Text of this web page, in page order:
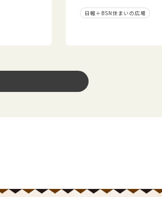
日報＋BSN住まいの広場